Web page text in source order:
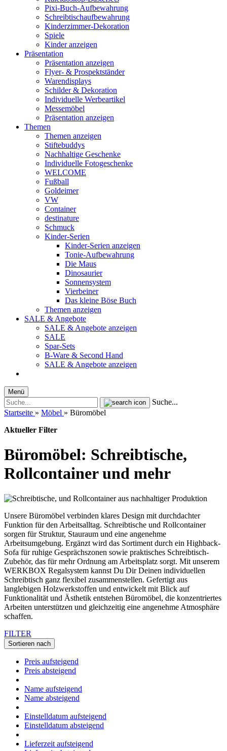
Pixi-Buch-Aufbewahrung
Schreibtischaufbewahrung
Kinderzimmer-Dekoration
Spiele
Kinder anzeigen
Präsentation
Präsentation anzeigen
Flyer- & Prospektständer
Warendisplays
Schilder & Dekoration
Individuelle Werbeartikel
Messemöbel
Präsentation anzeigen
Themen
Themen anzeigen
Stiftebuddys
Nachhaltige Geschenke
Individuelle Fotogeschenke
WELCOME
Fußball
Goldeimer
VW
Container
destinature
Schmuck
Kinder-Serien
Kinder-Serien anzeigen
Tonie-Aufbewahrung
Die Maus
Dinosaurier
Sonnensystem
Vierbeiner
Das kleine Böse Buch
Themen anzeigen
SALE & Angebote
SALE & Angebote anzeigen
SALE
Spar-Sets
B-Ware & Second Hand
SALE & Angebote anzeigen
Menü
Suche...
Startseite » Möbel » Büromöbel
Aktueller Filter
Büromöbel: Schreibtische,
Rollcontainer und mehr
Unsere Büromöbel verbinden klares Design mit durchdachter
Funktion für den Arbeitsalltag. Schreibtische und Rollcontainer
sorgen für Struktur, Stauraum und eine angenehme
Arbeitsumgebung. Ergänzt wird das Sortiment durch ein Highback-
Sofa für ruhige Gesprächszonen sowie praktisches Schreibtisch-
Zubehör, das für mehr Ordnung am Arbeitsplatz sorgt. Mit unserem
WERKBOX Regalsystem kannst Du Dir Deinen individuellen
Schreibtisch ganz flexibel zusammenstellen. Gefertigt aus
langlebigen Holzwerkstoffen und entwickelt mit Blick auf
Funktionalität und Ästhetik entstehen Büromöbel, die konzentriertes
Arbeiten unterstützen und gleichzeitig eine angenehme Atmosphäre
schaffen.
FILTER
Sortieren nach
Preis aufsteigend
Preis absteigend
Name aufsteigend
Name absteigend
Einstelldatum aufsteigend
Einstelldatum absteigend
Lieferzeit aufsteigend